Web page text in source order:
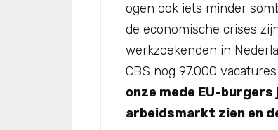
ogen ook iets minder
de economische crises
werkzoekenden in
CBS nog 97.000
onze mede EU-
arbeidsmarkt zien en